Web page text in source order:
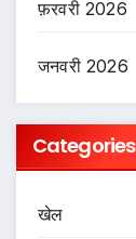
फ़रवरी 2026
जनवरी 2026
Categories
खेल